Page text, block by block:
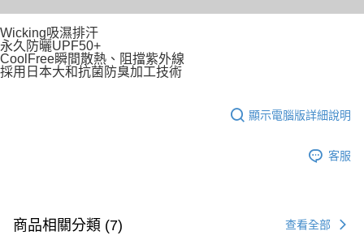
Wicking吸濕排汗
永久防曬UPF50+
CoolFree瞬間散熱、阻擋紫外線
採用日本大和抗菌防臭加工技術
顯示電腦版詳細說明
客服
商品相關分類 (7) 查看全部